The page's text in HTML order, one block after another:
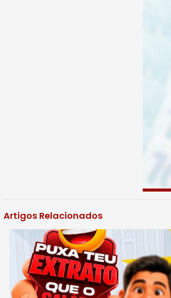
Artigos Relacionados